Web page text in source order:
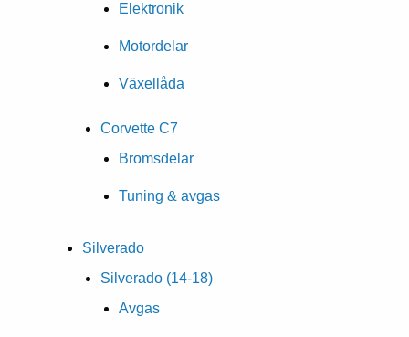
Elektronik
Motordelar
Växellåda
Corvette C7
Bromsdelar
Tuning & avgas
Silverado
Silverado (14-18)
Avgas